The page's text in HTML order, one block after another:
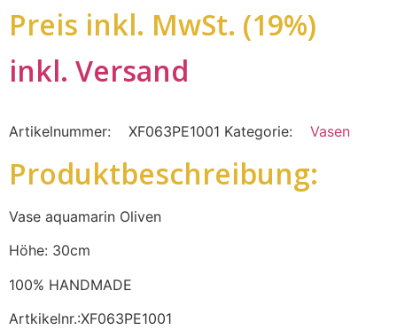
Preis inkl. MwSt. (19%)
inkl. Versand
Artikelnummer: XF063PE1001 Kategorie: Vasen
Produktbeschreibung:
Vase aquamarin Oliven
Höhe: 30cm
100% HANDMADE
Artkikelnr.:XF063PE1001